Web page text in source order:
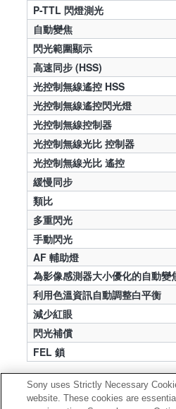
P-TTL 閃燈測光
自動變焦
閃光範圍顯示
高速同步 (HSS)
光控制無線遙控 HSS
光控制無線遙控閃光燈
光控制無線控制器
光控制無線光比 控制器
光控制無線光比 遙控
緩慢同步
類比
多重閃光
手動閃光
AF 輔助燈
為影像感測器大小優化的自動變
利用色溫資訊自動調整白平衡
減少紅眼
閃光補償
FEL 鎖
*7 需要獨立的無線遙控閃光
*8 需要獨立的無線控制器 (例
Sony uses Strictly Necessary
website. These cookies are